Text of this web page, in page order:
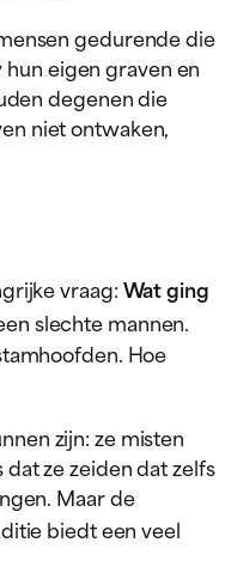
gedurende die
hun eigen graven en
degenen die
niet ontwaken,
vraag:Wat ging
slechte mannen.
Hoe
zijn: ze misten
ze zeiden dat zelfs
Maar de
biedt een veel